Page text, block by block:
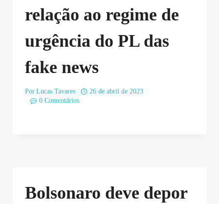
relação ao regime de
urgência do PL das
fake news
Por Lucas Tavares
26 de abril de 2023
0 Comentários
Bolsonaro deve depor